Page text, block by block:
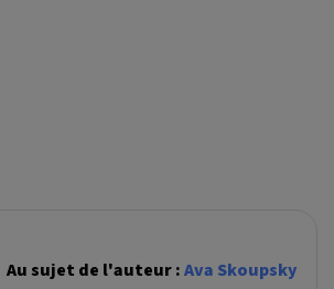
Au sujet de l'auteur :Ava Skoupsky